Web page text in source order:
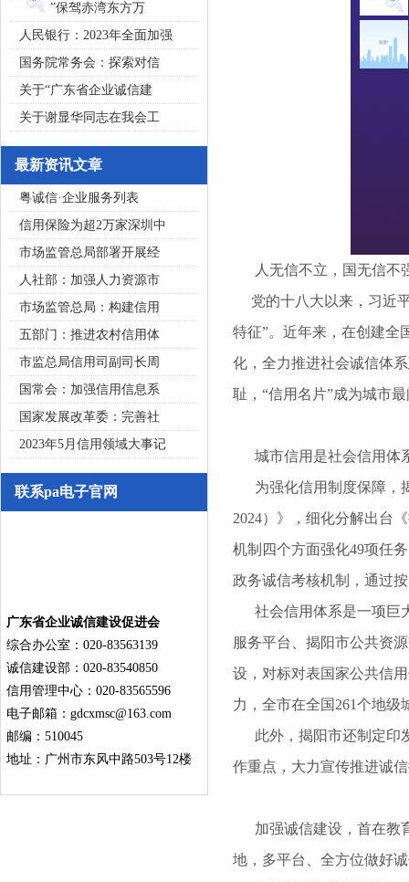
“诚信”保驾赤湾东方万
人民银行：2023年全面加强
国务院常务会：探索对信
关于“广东省企业诚信建
关于谢显华同志在我会工
最新资讯文章
粤诚信·企业服务列表
信用保险为超2万家深圳中
市场监管总局部署开展经
人社部：加强人力资源市
市场监管总局：构建信用
五部门：推进农村信用体
市监总局信用司副司长周
国常会：加强信用信息系
国家发展改革委：完善社
2023年5月信用领域大事记
联系pa电子官网
广东省企业诚信建设促进会
综合办公室：020-83563139
诚信建设部：020-83540850
信用管理中心：020-83565596
电子邮箱： gdcxmsc@163.com
邮编：510045
地址：广州市东风中路503号12楼
人无信不立，国无信不
党的十八大以来，习近
特征”。近年来，在创建全
化，全力推进社会诚信体
耻，“信用名片”成为城市
城市信用是社会信用体
为强化信用制度保障，揭
2024）》，细化分解出台
机制四个方面强化49项任
政务诚信考核机制，通过
社会信用体系是一项巨
服务平台、揭阳市公共资
设，对标对表国家公共信
力，全市在全国261个地
此外，揭阳市还制定印
作重点，大力宣传推进诚
加强诚信建设，首在教
地，多平台、全方位做好